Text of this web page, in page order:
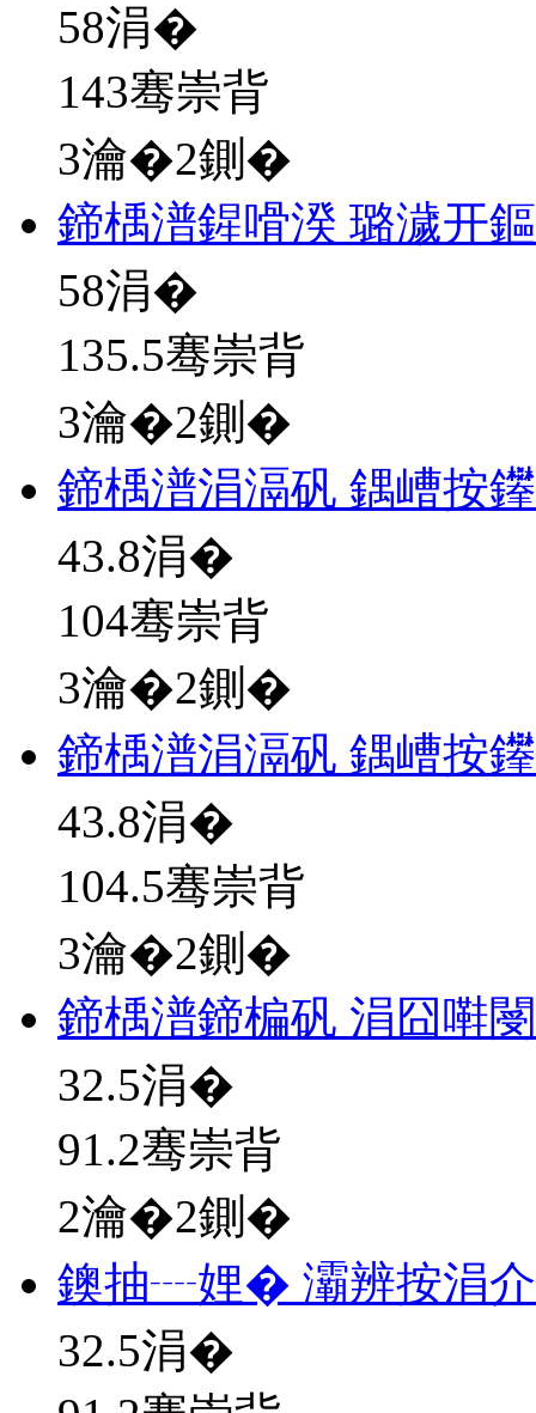
58涓�
143骞崇背
3瀹�2鍘�
鍗楀潽鍟嗗湀 璐濊开
58涓�
135.5骞崇背
3瀹�2鍘�
鍗楀潽涓滆矾 鍝嶆按
43.8涓�
104骞崇背
3瀹�2鍘�
鍗楀潽涓滆矾 鍝嶆按
43.8涓�
104.5骞崇背
3瀹�2鍘�
鍗楀潽鍗楄矾 涓囧嚡
32.5涓�
91.2骞崇背
2瀹�2鍘�
鐭抽┈娌� 灞辨按涓
32.5涓�